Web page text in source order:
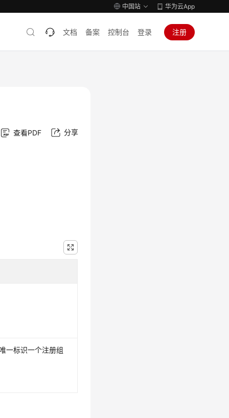
中国站 华为云App
文档 备案 控制台 登录 注册
查看PDF 分享
一标识一个注册组